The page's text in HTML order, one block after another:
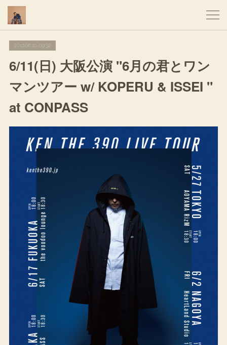
2017.06.10 09:32
6/11(日) 大阪公演 "6月の君とワン
マンツアー w/ KOPERU & ISSEI "
at CONPASS